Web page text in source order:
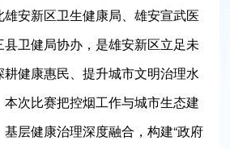
安新区卫生健康局、雄安宣武医
卫健局协办，是雄安新区立足未
健康惠民、提升城市文明治理水
次比赛把控烟工作与城市生态建
层健康治理深度融合，构建“政府